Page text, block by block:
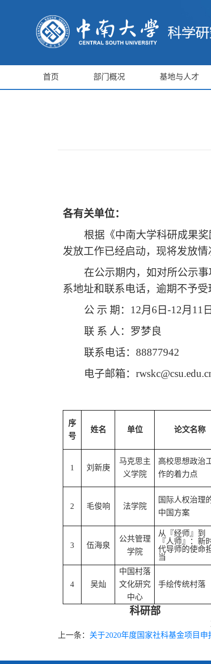
首页 部门概况 基地与人才
各有关单位：
根据《中南大学科研成果
发放工作已经启动，现将发放情
在公示期内，如对所公示
系地址和联系电话，逾期不予受
公 示 期：12月6日-12月11日
联 系 人：罗梦良
联系电话：88877942
电子邮箱：
序
号
姓名 单位 论文名称
1 刘新庚
马克思主
义学院
高校思想政治
作的着力点
2 毛俊响 法学院
国际人权治理
中国方案
3 伍海泉
公共管理
学院
从 『经师 』 到
『人师 』
：新
代导师的使命
当
4 吴灿
中国村落
文化研究
中心
手绘传统村落
科研部
上一条： 关于2020年度国家社科基金项目